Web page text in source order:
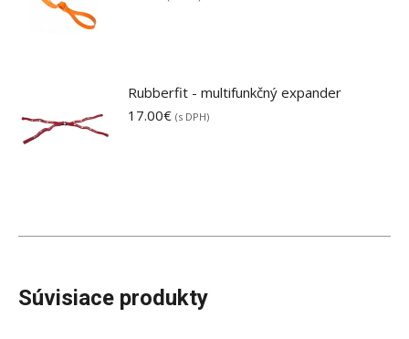
Rubberfit - multifunkčný expander
17.00€ (s DPH)
Súvisiace produkty